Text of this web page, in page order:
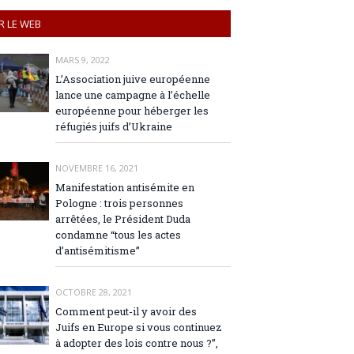
LE WEB
MARS 9, 2022
L’Association juive européenne
lance une campagne à l’échelle
européenne pour héberger les
réfugiés juifs d’Ukraine
NOVEMBRE 16, 2021
Manifestation antisémite en
Pologne : trois personnes
arrêtées, le Président Duda
condamne “tous les actes
d’antisémitisme”
OCTOBRE 28, 2021
Comment peut-il y avoir des
Juifs en Europe si vous continuez
à adopter des lois contre nous ?”,